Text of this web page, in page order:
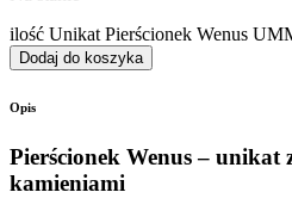
ilość Unikat Pierścionek Wenus
Dodaj do koszyka
Opis
Pierścionek Wenus – unikat
kamieniami